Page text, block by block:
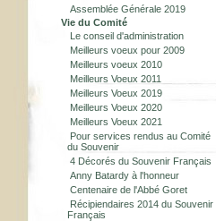
Assemblée Générale 2019
Vie du Comité
Le conseil d'administration
Meilleurs voeux pour 2009
Meilleurs voeux 2010
Meilleurs Voeux 2011
Meilleurs Voeux 2019
Meilleurs Voeux 2020
Meilleurs Voeux 2021
Pour services rendus au Comité
du Souvenir
4 Décorés du Souvenir Français
Anny Batardy à l'honneur
Centenaire de l'Abbé Goret
Récipiendaires 2014 du Souvenir
Français